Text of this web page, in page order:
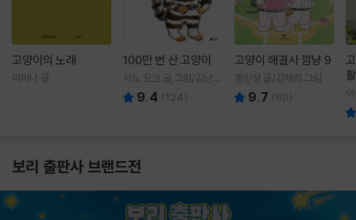
고양이의 노래
이미나 글
100만 번 산 고양이
사노 요코 글,그림/김난주
역 9.4 (124)
고양이 해결사 깜냥 9
홍민정 글/김재희 그림
9.7 (60)
보리 출판사 브랜드전